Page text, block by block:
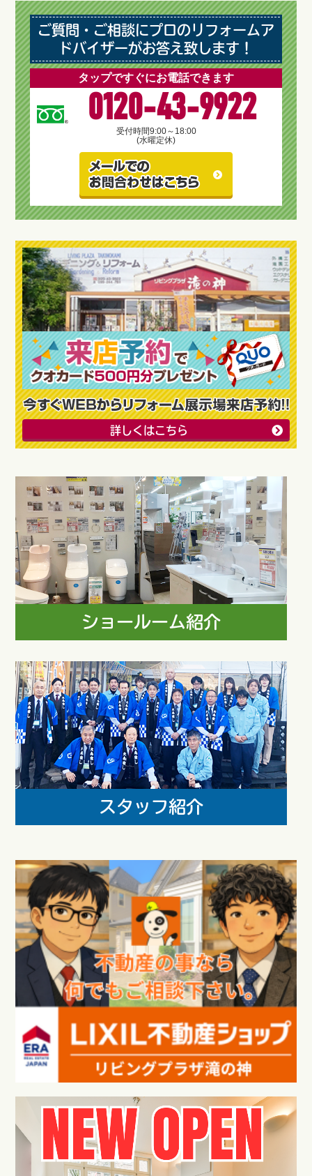
ご質問・ご相談にプロのリフォームア
ドバイザーがお答え致します！
タップですぐにお電話できます
0120-43-9922
受付時間9:00～18:00
(水曜定休)
詳しくはこちら